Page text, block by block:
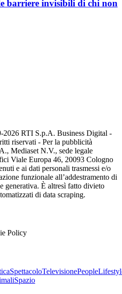
barriere invisibili di chi non
2026 RTI S.p.A. Business Digital -
riservati - Per la pubblicità
Mediaset N.V., sede legale
Viale Europa 46, 20093 Cologno
e ai dati personali trasmessi e/o
funzionale all’addestramento di
generativa. È altresì fatto divieto
di data scraping.
Policy
SpettacoloTelevisionePeople
Spazio